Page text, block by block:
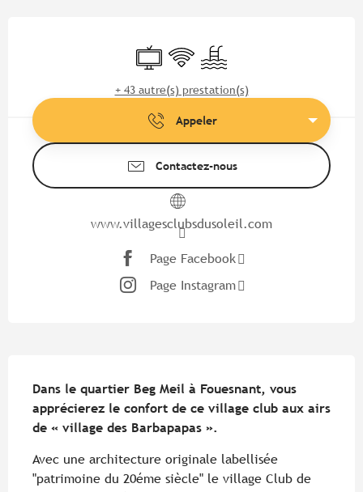
Télévision
WiFi Piscine
+ 43 autre(s) prestation(s)
Appeler
Contactez-nous
www.villagesclubsdusoleil.com
Page Facebook
Page Instagram
Dans le quartier Beg Meil à Fouesnant, vous
apprécierez le confort de ce village club aux airs
de « village des Barbapapas ».
Avec une architecture originale labellisée
"patrimoine du 20éme siècle" le village Club de